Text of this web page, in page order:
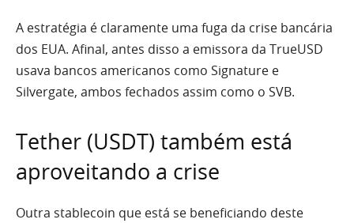
A estratégia é claramente uma fuga da crise bancária
dos EUA. Afinal, antes disso a emissora da TrueUSD
usava bancos americanos como Signature e
Silvergate, ambos fechados assim como o SVB.
Tether (USDT) também está
aproveitando a crise
Outra stablecoin que está se beneficiando deste